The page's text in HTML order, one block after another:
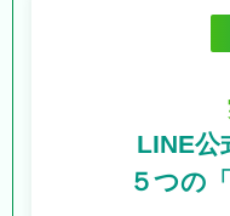
LINE公
５つの